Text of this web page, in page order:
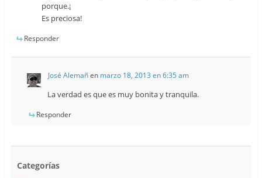
porque.¡
Es preciosa!
Responder
José Alemañen marzo 18, 2013 en 6:35 am
La verdad es que es muy bonita y tranquila.
Responder
Categorías